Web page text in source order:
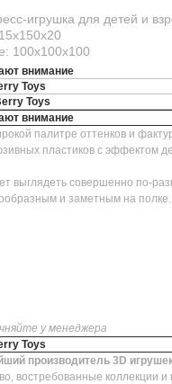
игрушка для детей и
100х100х100
внимание
Toys
Toys
внимание
палитре оттенков и
пластиков с эффектом
выглядеть совершенно по-
и заметным на полке.
у менеджера
Toys
производитель 3D
востребованные коллекции